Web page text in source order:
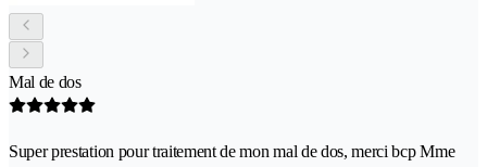
Mal de dos
Super prestation pour traitement de mon mal de dos, merci bcp Mme